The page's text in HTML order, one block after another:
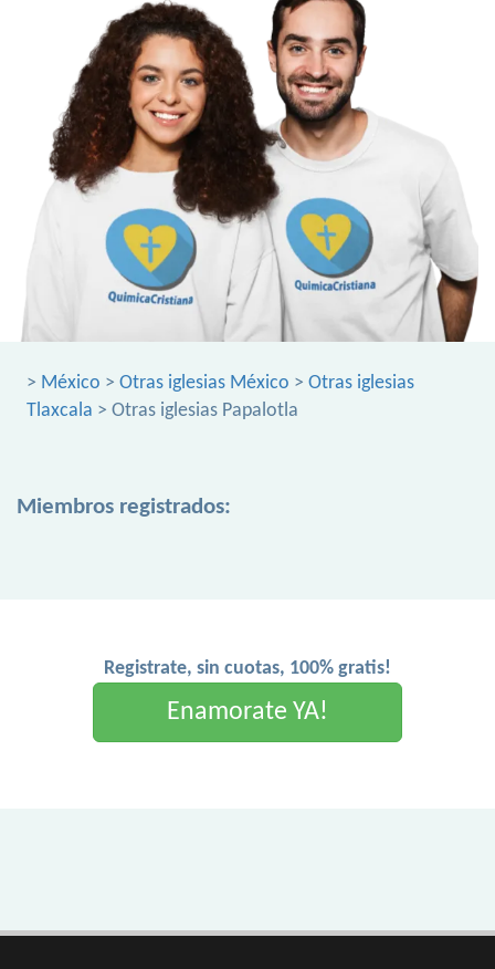
> México > Otras iglesias México > Otras iglesias
Tlaxcala > Otras iglesias Papalotla
Miembros registrados:
Registrate, sin cuotas, 100% gratis!
Enamorate YA!